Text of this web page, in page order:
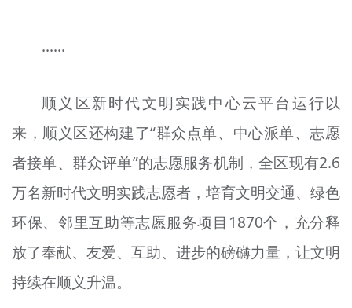
……
顺义区新时代文明实践中心云平台运行以
来，顺义区还构建了“群众点单、中心派单、志愿
者接单、群众评单”的志愿服务机制，全区现有2.6
万名新时代文明实践志愿者，培育文明交通、绿色
环保、邻里互助等志愿服务项目1870个，充分释
放了奉献、友爱、互助、进步的磅礴力量，让文明
持续在顺义升温。